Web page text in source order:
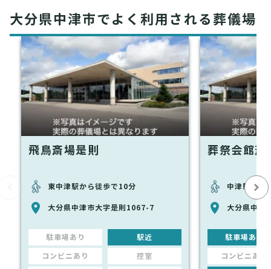
大分県中津市でよく利用される葬儀場
飛鳥斎場是則
東中津駅から徒歩で10分
大分県中津市大字是則1067-7
駐車場あり 駅近
コンビニあり 控室
葬祭会館斎
中津駅から
大分県中津
駐車場あり
コンビニあり